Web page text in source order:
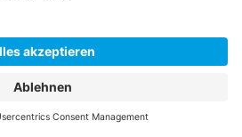
Auf den Spuren der
von der Recherche bis zum